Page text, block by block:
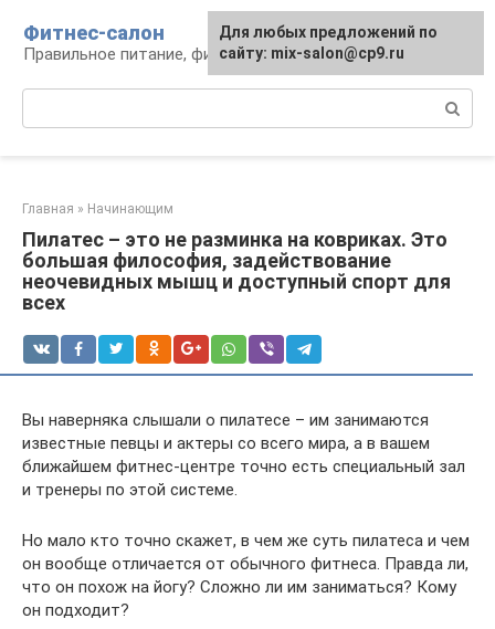
контенту
Фитнес-салон
Правильное питание, фитнес, образ жизни
Главная » Начинающим
Пилатес – это не разминка на ковриках. Это
большая философия, задействование
неочевидных мышц и доступный спорт для
всех
Вы наверняка слышали о пилатесе – им занимаются
известные певцы и актеры со всего мира, а в вашем
ближайшем фитнес-центре точно есть специальный зал
и тренеры по этой системе.
Но мало кто точно скажет, в чем же суть пилатеса и чем
он вообще отличается от обычного фитнеса. Правда ли,
что он похож на йогу? Сложно ли им заниматься? Кому
он подходит?
Для любых предложений по
сайту: mix-salon@cp9.ru